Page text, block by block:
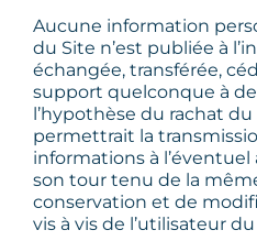
Aucune information
du Site n’est publiée à
échangée, transférée,
support quelconque à
l’hypothèse du rachat
permettrait la
informations à
son tour tenu de la
conservation et de
vis à vis de l’utilisateur